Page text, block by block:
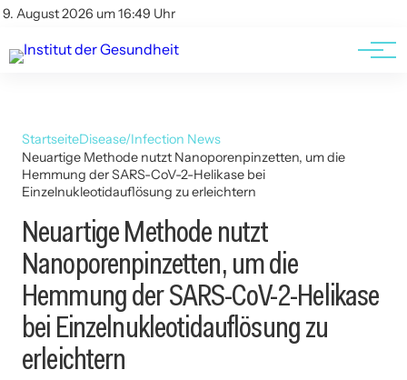
9. August 2026 um 16:49 Uhr
Kontakt
Kontakt
AGBs
StartseiteDisease/Infection News
Neuartige Methode nutzt Nanoporenpinzetten, um die
Hemmung der SARS-CoV-2-Helikase bei
Einzelnukleotidauflösung zu erleichtern
Neuartige Methode nutzt
Nanoporenpinzetten, um die
Hemmung der SARS-CoV-2-Helikase
bei Einzelnukleotidauflösung zu
erleichtern